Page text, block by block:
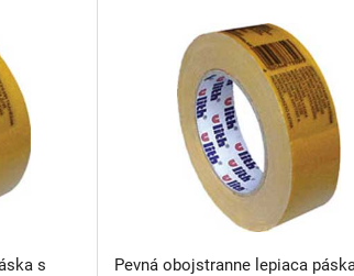
s
Pevná obojstranne lepiaca